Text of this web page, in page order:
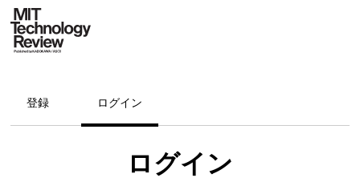
登録 ログイン
ログイン